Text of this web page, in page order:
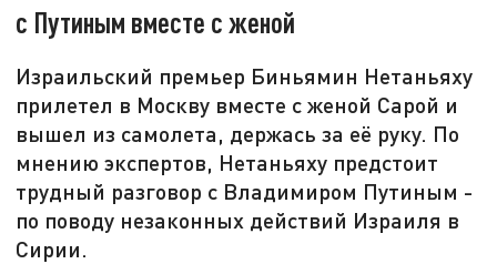
с Путиным вместе с женой
Израильский премьер Биньямин Нетаньяху
прилетел в Москву вместе с женой Сарой и
вышел из самолета, держась за её руку. По
мнению экспертов, Нетаньяху предстоит
трудный разговор с Владимиром Путиным -
по поводу незаконных действий Израиля в
Сирии.